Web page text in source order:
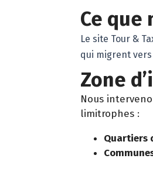
Ce que
Le site Tour &
qui migrent
Zone
Nous
limitrophes :
Quartiers